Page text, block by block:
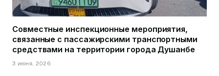
Совместные инспекционные мероприятия,
связанные с пассажирскими транспортными
средствами на территории города Душанбе
3 июня, 2026